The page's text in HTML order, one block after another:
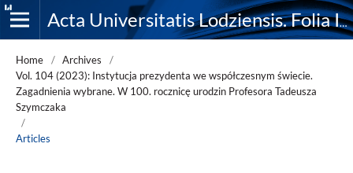
Acta Universitatis Lodziensis. Folia Iuridica
Home / Archives
/
Vol. 104 (2023): Instytucja prezydenta we współczesnym świecie.
Zagadnienia wybrane. W 100. rocznicę urodzin Profesora Tadeusza
Szymczaka
/
Articles